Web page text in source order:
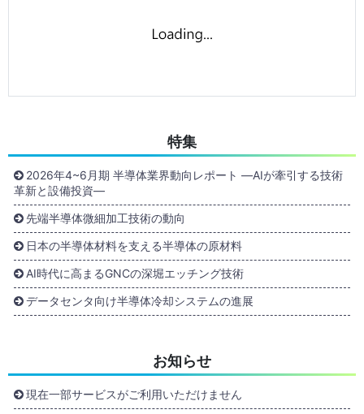
特集
2026年4~6月期 半導体業界動向レポート ―AIが牽引する技術
革新と設備投資―
先端半導体微細加工技術の動向
日本の半導体材料を支える半導体の原材料
AI時代に高まるGNCの深堀エッチング技術
データセンタ向け半導体冷却システムの進展
お知らせ
現在一部サービスがご利用いただけません